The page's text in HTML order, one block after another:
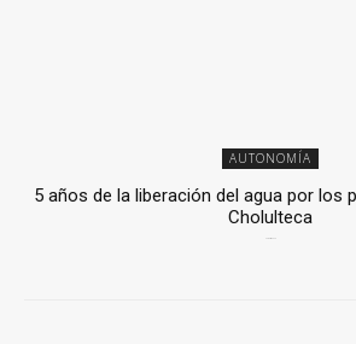
AUTONOMÍA
5 años de la liberación del agua por los
Cholulteca